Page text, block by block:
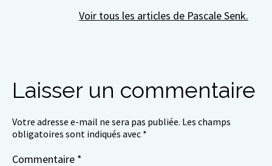
Voir tous les articles de Pascale Senk.
Laisser un commentaire
Votre adresse e-mail ne sera pas publiée. Les champs
obligatoires sont indiqués avec *
Commentaire *